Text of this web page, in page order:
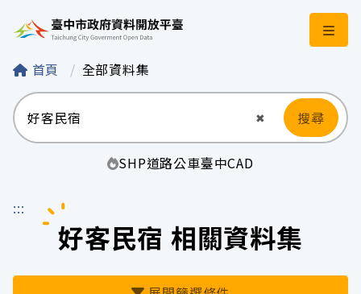
臺中市政府資料開
首頁 全部資料集
✖ 清空輸入
搜尋
SHP道路公車臺中CAD
:::
好客民宿 相關資料集